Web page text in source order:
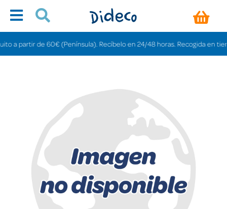
partir de 60€ (Península). Recíbelo en 24/48 horas. Recogida en tiendas